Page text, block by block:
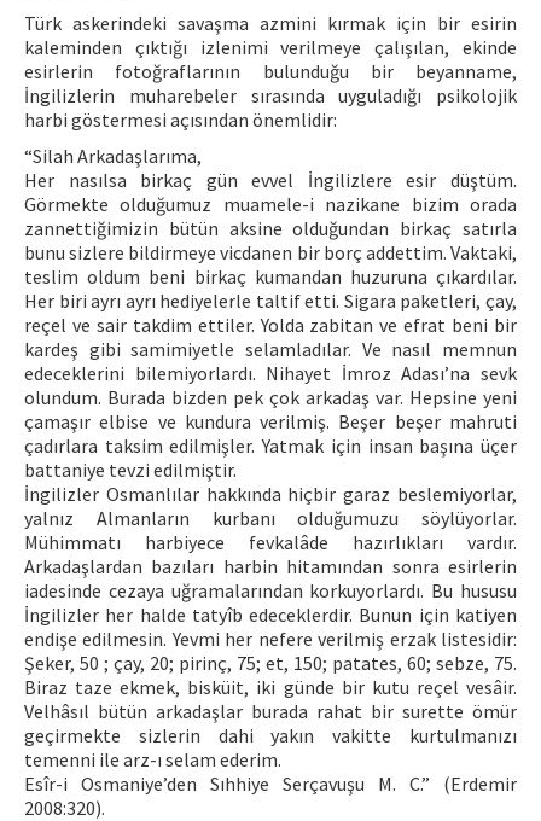
Türk askerindeki savaşma azmini kırmak için bir esirin
kaleminden çıktığı izlenimi verilmeye çalışılan, ekinde
esirlerin fotoğraflarının bulunduğu bir beyanname,
İngilizlerin muharebeler sırasında uyguladığı psikolojik
harbi göstermesi açısından önemlidir:
“Silah Arkadaşlarıma,
Her nasılsa birkaç gün evvel İngilizlere esir düştüm.
Görmekte olduğumuz muamele-i nazikane bizim orada
zannettiğimizin bütün aksine olduğundan birkaç satırla
bunu sizlere bildirmeye vicdanen bir borç addettim. Vaktaki,
teslim oldum beni birkaç kumandan huzuruna çıkardılar.
Her biri ayrı ayrı hediyelerle taltif etti. Sigara paketleri, çay,
reçel ve sair takdim ettiler. Yolda zabitan ve efrat beni bir
kardeş gibi samimiyetle selamladılar. Ve nasıl memnun
edeceklerini bilemiyorlardı. Nihayet İmroz Adası’na sevk
olundum. Burada bizden pek çok arkadaş var. Hepsine yeni
çamaşır elbise ve kundura verilmiş. Beşer beşer mahruti
çadırlara taksim edilmişler. Yatmak için insan başına üçer
battaniye tevzi edilmiştir.
İngilizler Osmanlılar hakkında hiçbir garaz beslemiyorlar,
yalnız Almanların kurbanı olduğumuzu söylüyorlar.
Mühimmatı harbiyece fevkalâde hazırlıkları vardır.
Arkadaşlardan bazıları harbin hitamından sonra esirlerin
iadesinde cezaya uğramalarından korkuyorlardı. Bu hususu
İngilizler her halde tatyîb edeceklerdir. Bunun için katiyen
endişe edilmesin. Yevmi her nefere verilmiş erzak listesidir:
Şeker, 50 ; çay, 20; pirinç, 75; et, 150; patates, 60; sebze, 75.
Biraz taze ekmek, bisküit, iki günde bir kutu reçel vesâir.
Velhâsıl bütün arkadaşlar burada rahat bir surette ömür
geçirmekte sizlerin dahi yakın vakitte kurtulmanızı
temenni ile arz-ı selam ederim.
Esîr-i Osmaniye’den Sıhhiye Serçavuşu M. C.” (Erdemir
2008:320).